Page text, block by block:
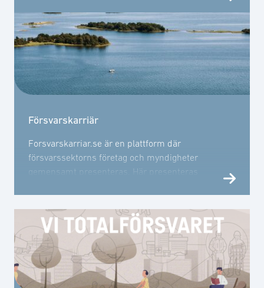
Försvarskarriär
Forsvarskarriar.se är en plattform där
försvarssektorns företag och myndigheter
gemensamt presenteras. Här presenteras